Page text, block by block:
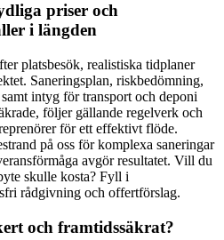
priser och
i längden
platsbesök, realistiska tidplaner
Saneringsplan, riskbedömning,
intyg för transport och deponi
följer gällande regelverk och
för ett effektivt flöde.
på oss för komplexa saneringar
avgör resultatet. Vill du
skulle kosta? Fyll i
rådgivning och offertförslag.
och framtidssäkrat?